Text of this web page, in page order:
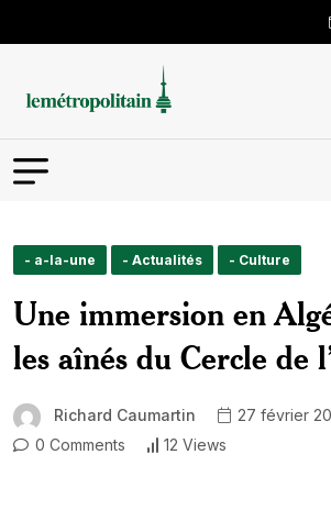
- a-la-une - Actualités - Culture
Une immersion en
les aînés du Cercle de
Richard Caumartin
27 février
0 Comments
12 Views